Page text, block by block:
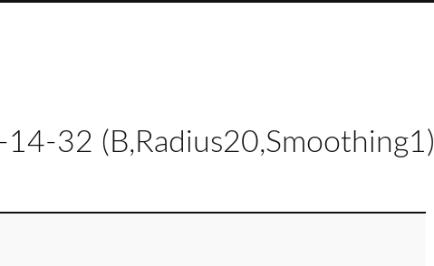
32 (B,Radius20,Smoothing1)